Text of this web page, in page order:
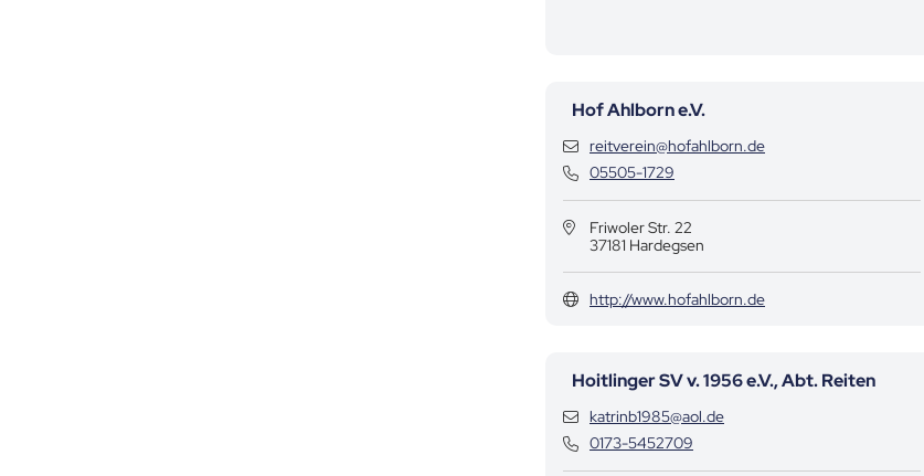
Hof Ahlborn e.V.
Kontaktdaten
reitverein@hofahlborn.de
Kontaktdaten
05505-1729
Friwoler Str. 22
37181 Hardegsen
http://www.hofahlborn.de
Hoitlinger SV v. 1956 e.V., Abt. Reiten
Kontaktdaten
katrinb1985@aol.de
Kontaktdaten
0173-5452709